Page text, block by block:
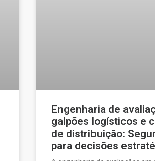
Engenharia de
galpões logísticos e
de distribuição:
para decisões